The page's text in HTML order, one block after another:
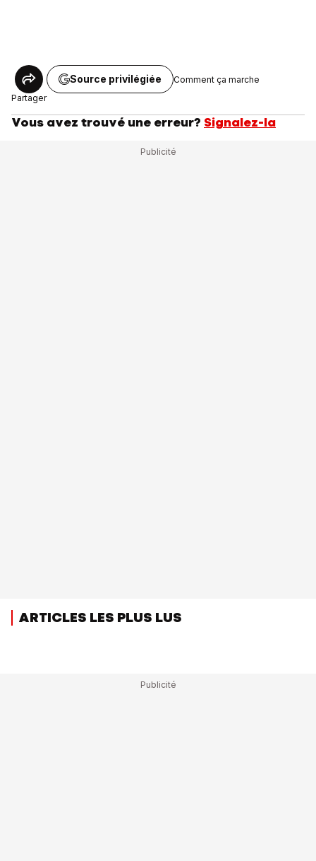
Partager
Source privilégiée Comment ça marche
Vous avez trouvé une erreur? Signalez-la
ARTICLES LES PLUS LUS